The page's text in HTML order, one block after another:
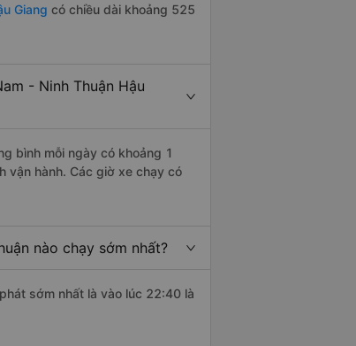
Giang có chiều dài khoảng 525
- Ninh Thuận Hậu
bình mỗi ngày có khoảng 1
vận hành. Các giờ xe chạy có
nào chạy sớm nhất?
sớm nhất là vào lúc 22:40 là